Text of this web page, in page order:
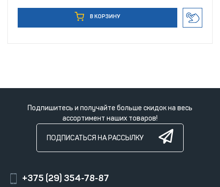
В КОРЗИНУ
Подпишитесь и получайте больше скидок на весь
ассортимент наших товаров!
ПОДПИСАТЬСЯ НА РАССЫЛКУ
+375 (29) 354-78-87